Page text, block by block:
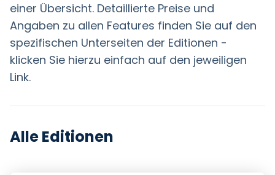
einer Übersicht. Detaillierte Preise und
Angaben zu allen Features finden Sie auf den
spezifischen Unterseiten der Editionen -
klicken Sie hierzu einfach auf den jeweiligen
Link.
Alle Editionen